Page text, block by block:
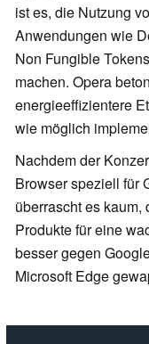
ist es, die Nutzung
Anwendungen wie
Non Fungible
machen. Opera
energieeffizientere
wie möglich
Nachdem der
Browser speziell für
überrascht es
Produkte für eine
besser gegen
Microsoft Edge